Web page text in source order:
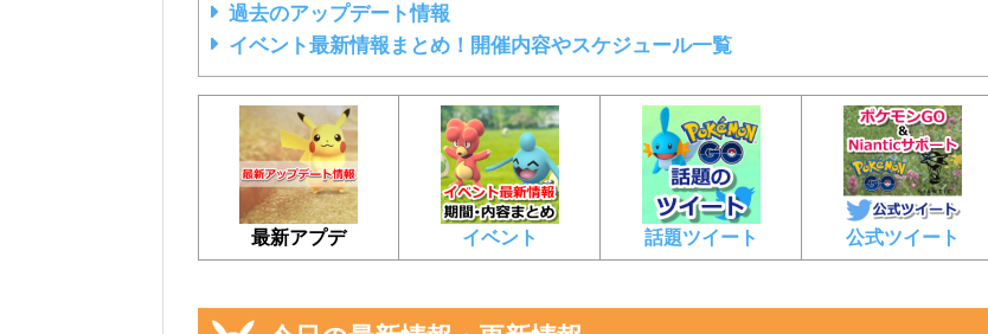
過去のアップデート情報
イベント最新情報まとめ！開催内容やスケジュール一覧
最新アプデ イベント 話題ツイート 公式ツイート